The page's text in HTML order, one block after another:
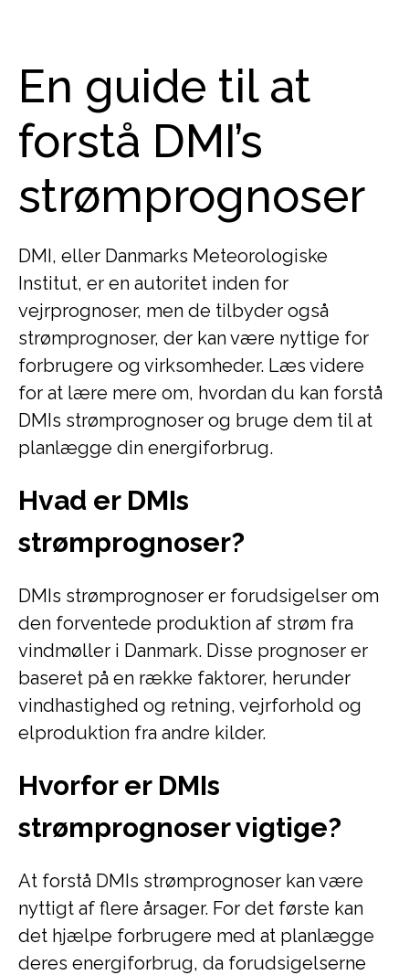
En guide til at
forstå DMI’s
strømprognoser
DMI, eller Danmarks Meteorologiske
Institut, er en autoritet inden for
vejrprognoser, men de tilbyder også
strømprognoser, der kan være nyttige for
forbrugere og virksomheder. Læs videre
for at lære mere om, hvordan du kan forstå
DMIs strømprognoser og bruge dem til at
planlægge din energiforbrug.
Hvad er DMIs
strømprognoser?
DMIs strømprognoser er forudsigelser om
den forventede produktion af strøm fra
vindmøller i Danmark. Disse prognoser er
baseret på en række faktorer, herunder
vindhastighed og retning, vejrforhold og
elproduktion fra andre kilder.
Hvorfor er DMIs
strømprognoser vigtige?
At forstå DMIs strømprognoser kan være
nyttigt af flere årsager. For det første kan
det hjælpe forbrugere med at planlægge
deres energiforbrug, da forudsigelserne